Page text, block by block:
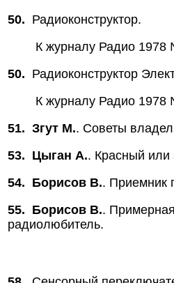
50. Радиоконструктор.
К журналу Радио 1978
50. Радиоконструктор
К журналу Радио 1978
51. Згут М.. Советы
53. Цыган А.. Красный или
54. Борисов В.. Приемник
55. Борисов В..
радиолюбитель.